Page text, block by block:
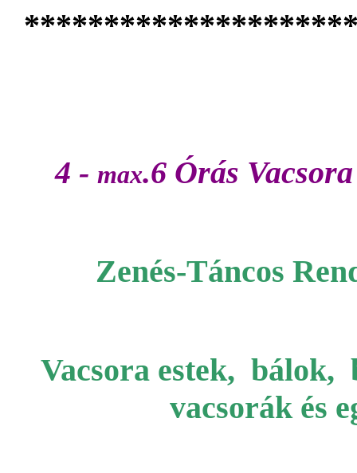
4 - max.6Órás
Zenés-Táncos
Vacsora estek, bálok,
vacsorák és